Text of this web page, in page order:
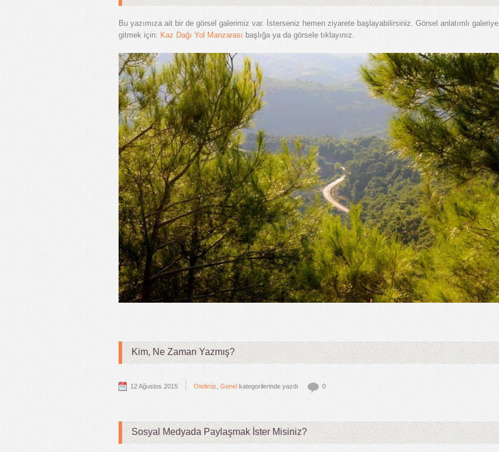
Bu yazımıza ait bir de görsel galerimiz var. İsterseniz hemen ziyarete başlayabilirsiniz. Görsel anlatımlı galeriye
gitmek için: Kaz Dağı Yol Manzarası başlığa ya da görsele tıklayınız.
Kim, Ne Zaman Yazmış?
12 Ağustos 2015 Otelimiz Genel kategorilerinde yazdı 0
Sosyal Medyada Paylaşmak İster Misiniz?